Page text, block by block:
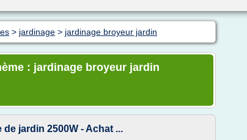
> jardinage > jardinage broyeur jardin
: jardinage broyeur jardin
jardin 2500W - Achat ...